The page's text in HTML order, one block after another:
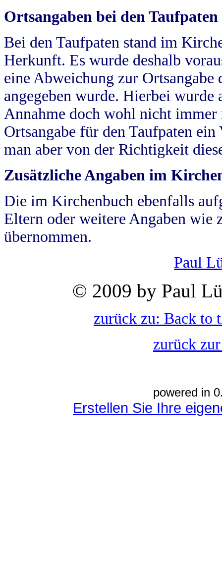
Ortsangaben bei den Taufpaten
Bei den Taufpaten stand im
Herkunft. Es wurde deshalb
eine Abweichung zur
angegeben wurde. Hierbei wurde
Annahme doch wohl nicht
Ortsangabe für den Taufpaten
man aber von der Richtigkeit
Zusätzliche Angaben im
Die im Kirchenbuch ebenfalls
Eltern oder weitere Angaben wie
übernommen.
Paul
© 2009 by Paul
zurück zu: Back to
zurück
powered in
Erstellen Sie Ihre